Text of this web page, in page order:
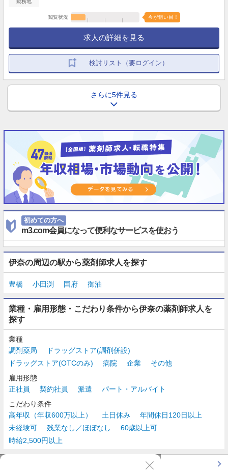
閲覧状況 今が狙い目！
求人の詳細を見る
検討リスト（要ログイン）
さらに5件見る
初めての方へ
m3.com会員になって便利なサービスを使おう
伊奈の周辺の駅から薬剤師求人を探す
業種・雇用形態・こだわり条件から伊奈の薬剤師求人を
探す